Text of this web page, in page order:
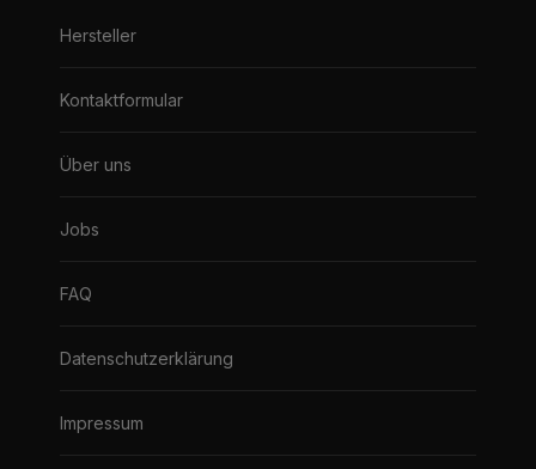
Hersteller
Kontaktformular
Über uns
Jobs
FAQ
Datenschutzerklärung
Impressum